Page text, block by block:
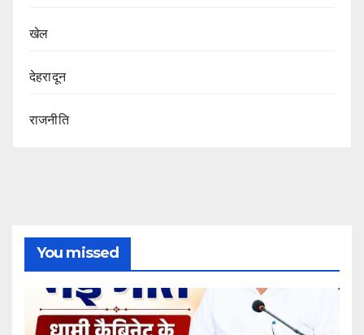
खेल
देहरादून
राजनीति
You missed